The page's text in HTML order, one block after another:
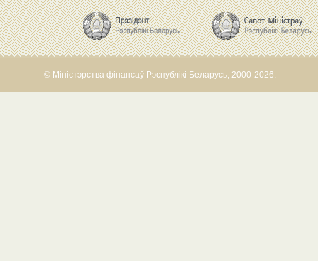
© Міністэрства фінансаў Рэспублікі Беларусь, 2000-2026.